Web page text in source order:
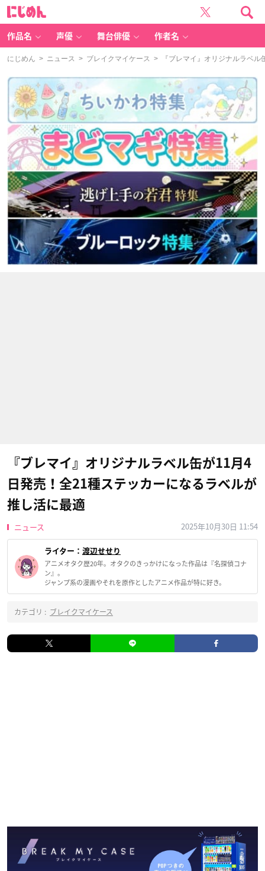
作品名 声優 舞台俳優 作者名
にじめん > ニュース > ブレイクマイケース > 『ブレマイ』オリジナルラベル
『ブレマイ』オリジナルラベル缶が11月4
日発売！全21種ステッカーになるラベルが
推し活に最適
ニュース 2025年10月30日 11:54
ライター： 渡辺せせり
アニメオタク歴20年。オタクのきっかけになった作品は『名探偵コナ
ン』。
ジャンプ系の漫画やそれを原作としたアニメ作品が特に好き。
カテゴリ : ブレイクマイケース